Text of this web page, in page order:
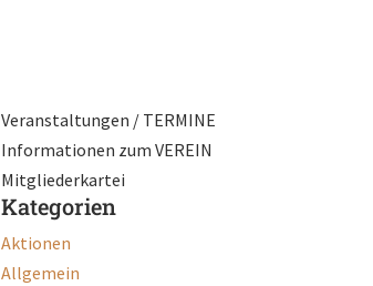
Veranstaltungen / TERMINE
Informationen zum VEREIN
Mitgliederkartei
Kategorien
Aktionen
Allgemein